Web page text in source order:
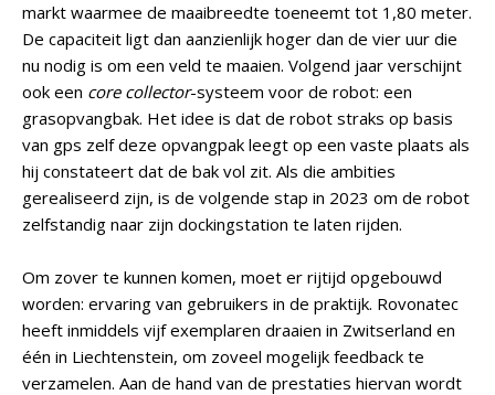
markt waarmee de maaibreedte toeneemt tot 1,80 meter.
De capaciteit ligt dan aanzienlijk hoger dan de vier uur die
nu nodig is om een veld te maaien. Volgend jaar verschijnt
ook een core collector-systeem voor de robot: een
grasopvangbak. Het idee is dat de robot straks op basis
van gps zelf deze opvangpak leegt op een vaste plaats als
hij constateert dat de bak vol zit. Als die ambities
gerealiseerd zijn, is de volgende stap in 2023 om de robot
zelfstandig naar zijn dockingstation te laten rijden.
Om zover te kunnen komen, moet er rijtijd opgebouwd
worden: ervaring van gebruikers in de praktijk. Rovonatec
heeft inmiddels vijf exemplaren draaien in Zwitserland en
één in Liechtenstein, om zoveel mogelijk feedback te
verzamelen. Aan de hand van de prestaties hiervan wordt